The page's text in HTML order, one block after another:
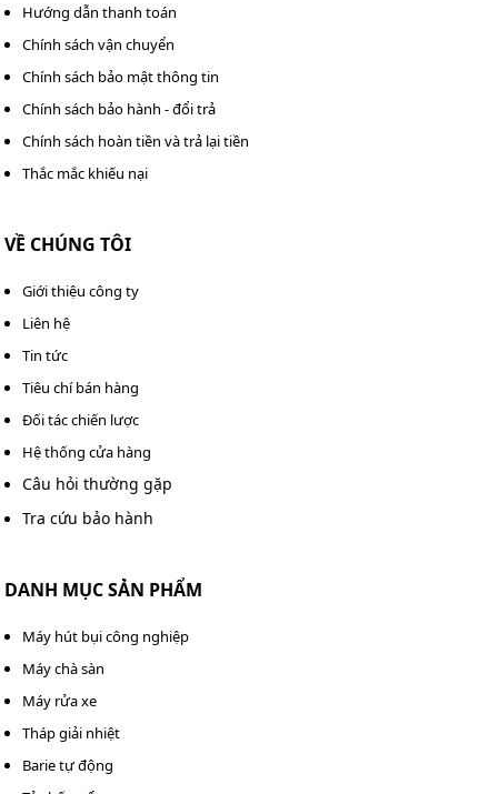
Bo điều khiển nhận tín hiệu và xử lý lệnh.
Động cơ barrier vận hành, thực hiện thao tác mở,
đóng hoặc dừng thanh chắn theo lệnh đã nhận.
Những trường hợp nên lắp nút
bấm nối dài cho barrier
Nút bấm nối dài cho barrier được ứng dụng phổ biến
Bãi giữ xe và trạm thu phí: Hỗ trợ đóng/mở barrier
nhanh cho phương tiện ra vào, đồng thời xử lý kịp
thời các tình huống phát sinh hoặc khẩn cấp.
Hướng dẫn thanh toán
Chính sách vận chuyển
Chính sách bảo mật thông tin
Chính sách bảo hành - đổi trả
Chính sách hoàn tiền và trả lại tiền
Thắc mắc khiếu nại
VỀ CHÚNG TÔI
Giới thiệu công ty
Liên hệ
Tin tức
Tiêu chí bán hàng
Đối tác chiến lược
Hệ thống cửa hàng
Câu hỏi thường gặp
Tra cứu bảo hành
DANH MỤC SẢN PHẨM
Máy hút bụi công nghiệp
Máy chà sàn
Máy rửa xe
Tháp giải nhiệt
Barie tự động